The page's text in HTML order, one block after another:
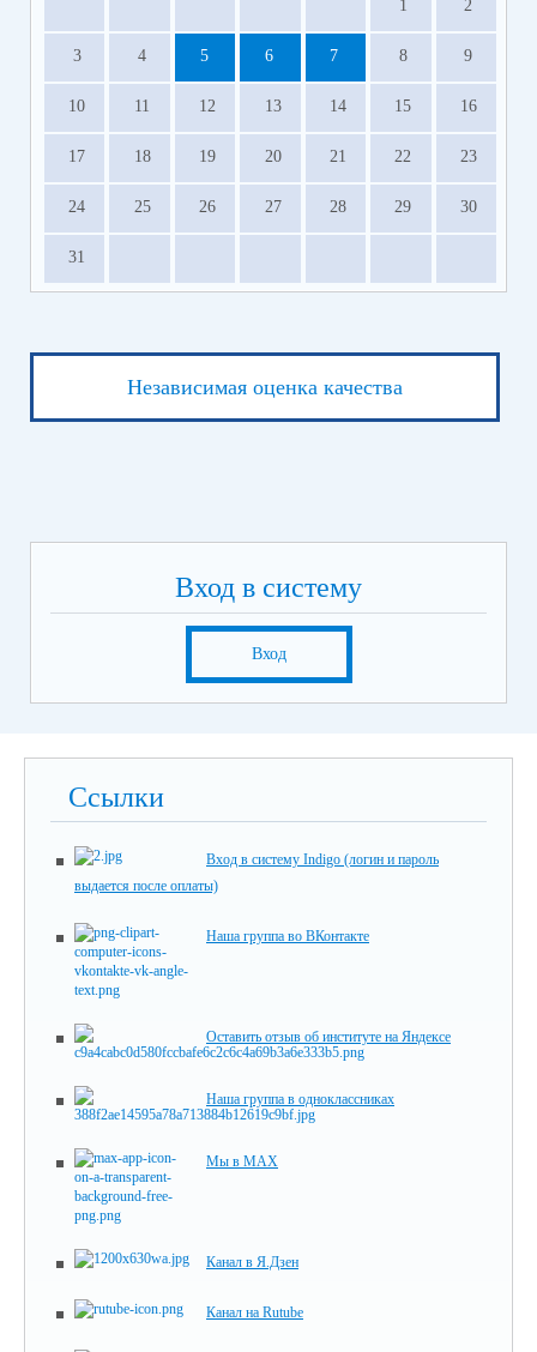
1 2
3 4 5 6 7 8 9
10 11 12 13 14 15 16
17 18 19 20 21 22 23
24 25 26 27 28 29 30
31
Независимая оценка качества
Вход в систему
Вход
Ссылки
Вход в систему Indigo (логин и пароль
выдается после оплаты)
Наша группа во ВКонтакте
Оставить отзыв об институте на Яндексе
Наша группа в одноклассниках
Мы в MAX
Канал в Я.Дзен
Канал на Rutube